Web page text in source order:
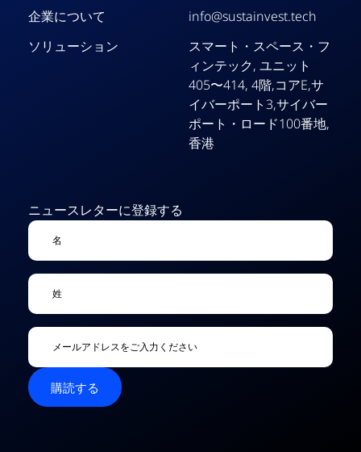
企業について
ソリューション
info@sustainvest.tech
スマート・スペース・フ
ィンテック, ユニット
405〜414, 4階,コアE,サ
イバーポート3,サイバー
ポート・ロード100番地,
香港
ニュースレターに登録する